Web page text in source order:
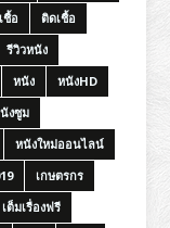
ชื้อ
ติดเชื้อ
รีวิวหนัง
หนัง
หนังHD
งซูม
หนังใหม่ออนไลน์
เกษตรกร
เต็มเรื่องฟรี